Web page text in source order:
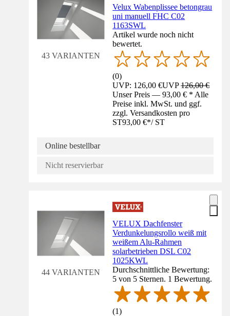
43 VARIANTEN
Velux Wabenplissee betongrau
uni manuell FHC C02
1163SWL
Artikel wurde noch nicht
bewertet.
(0)
UVP: 126,00 €UVP126,00 €
Unser Preis — 93,00 € * Alle
Preise inkl. MwSt. und ggf.
zzgl. Versandkosten pro
ST93,00 €*/ ST
Online bestellbar
Nicht reservierbar
44 VARIANTEN
VELUX Dachfenster
Verdunkelungsrollo weiß mit
weißem Alu-Rahmen
solarbetrieben DSL C02
1025KWL
Durchschnittliche Bewertung:
5 von 5 Sternen. 1 Bewertung.
(1)